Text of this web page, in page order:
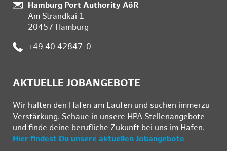
:
Hamburg Port Authority AöR
Am Strandkai 1
20457 Hamburg
: +49 40 42847-0
AKTUELLE JOBANGEBOTE
Wir hal­ten den Ha­fen am Lau­fen und su­chen im­mer­zu
Ver­stär­kung. Schau­e in un­se­re HPA Stel­len­an­ge­bo­te
und fin­de deine be­ruf­li­che Zu­kunft bei uns im Ha­fen.
Hier findest Du unsere aktuellen Jobangebote